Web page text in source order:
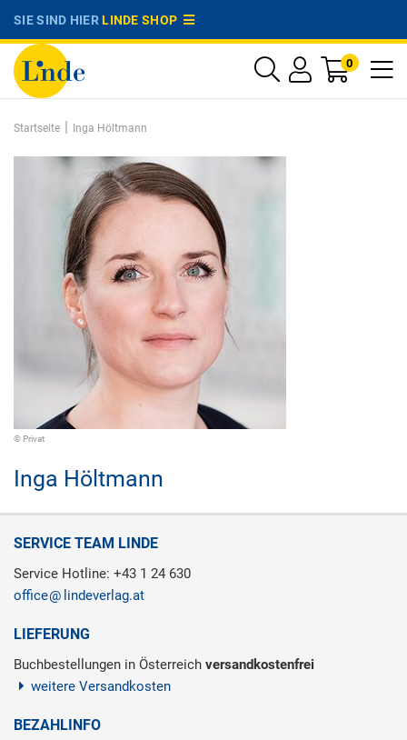
SIE SIND HIERLINDE SHOP
0
Startseite | Inga Höltmann
© Privat
Inga Höltmann
SERVICE TEAM LINDE
Service Hotline: +43 1 24 630
office
lindeverlag.at
LIEFERUNG
Buchbestellungen in Österreich versandkostenfrei
weitere Versandkosten
BEZAHLINFO